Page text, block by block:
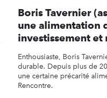
Boris Tavernier
une alimentation
investissement et
Enthousiaste, Boris
durable. Depuis plus de
une certaine précarité
Rencontre.